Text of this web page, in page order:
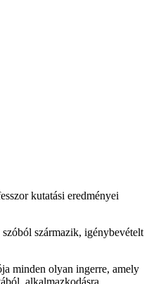
kutatási eredményei
származik, igénybevételt
minden olyan ingerre, amely
alkalmazkodásra